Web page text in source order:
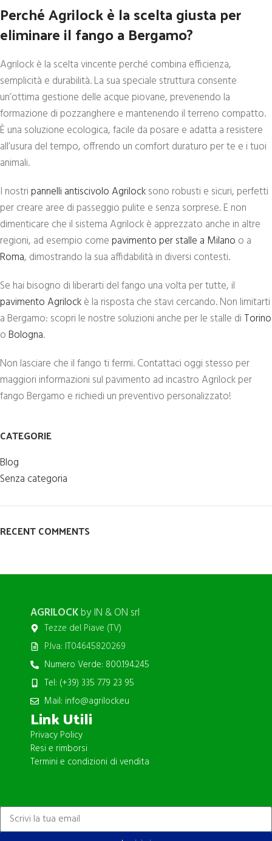
Perché Agrilock è la scelta giusta per
eliminare il fango a Bergamo?
Agrilock è la scelta vincente perché combina efficienza,
semplicità e durabilità. La sua speciale struttura consente
un’ottima gestione delle acque piovane, prevenendo la
formazione di pozzanghere e mantenendo il terreno compatto.
È una soluzione ecologica, facile da posare e adatta a resistere
all’usura del tempo, offrendo un comfort duraturo per te e i tuoi
animali.
I nostripannelli antiscivolo Agrilocksono robusti e sicuri, perfetti
per creare aree di passeggio pulite e senza sorprese. E non
dimenticare che il sistema Agrilock è apprezzato anche in altre
regioni, ad esempio comepavimento per stalle a Milano o a
Roma, dimostrando la sua affidabilità in diversi contesti.
Se hai bisogno di liberarti del fango una volta per tutte, il
pavimento Agrilockè la risposta che stavi cercando. Non limitarti
a Bergamo: scopri le nostre soluzioni anche per le stalle di Torino
oBologna.
Non lasciare che il fango ti fermi. Contattaci oggi stesso per
maggiori informazioni sul pavimento ad incastro Agrilock per
fango Bergamo e richiedi un preventivo personalizzato!
CATEGORIE
Blog
Senza categoria
RECENT COMMENTS
AGRILOCKby IN & ON srl
Tezze del Piave (TV)
P.Iva: IT04645820269
Numero Verde: 800.194.245
Tel: (+39) 335 779 23 95
Mail: info@agrilock.eu
Link Utili
Privacy Policy
Resi e rimborsi
Termini e condizioni di vendita
ISCRIVITI ALLA NEWSLETTER